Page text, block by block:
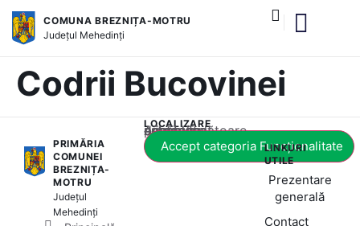
COMUNA BREZNIȚA-MOTRU
Județul Mehedinți
Codrii Bucovinei
PRIMĂRIA
COMUNEI
BREZNIȚA-
MOTRU
Județul
Mehedinți
LOCALIZARE
Acest conținut este blocat până când acceptați categoria corespunzătoare de cookie-uri.
Accept categoria Funcționalitate
LINKURI
UTILE
Prezentare
generală
Contact